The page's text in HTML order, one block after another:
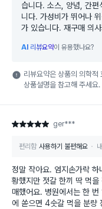
습니다. 소스, 양념, 간편
니다. 가성비가 뛰어나
가 있습니다. 재구매 의
AI 리뷰요약이 유용했나요?
리뷰요약은 상품의 의학적
상품설명을 참고해 주세요.
별점 5점 ger***
편리함 사용하기 불편해요
정말 작아요. 엄지손가락
황했지만 젓갈 한끼 딱 먹
매했어요. 병원에서는 한
에 쏟으면 4숫갈 먹을 분량